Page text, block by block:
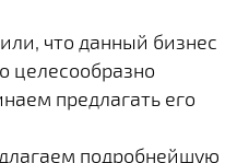
что данный бизнес
целесообразно
предлагать его
подробнейшую